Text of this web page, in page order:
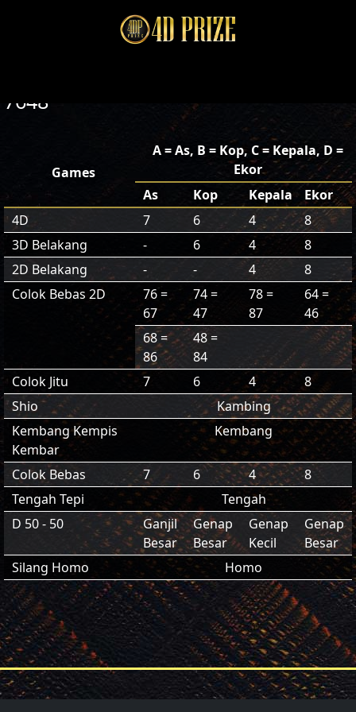
7648
Games
A = As, B = Kop, C = Kepala, D =
Ekor
As
Kop Kepala
Ekor
4D
7 6 4
8
3D Belakang
- 6 4
8
2D Belakang
- - 4
8
Colok Bebas 2D
76 =
67
74 =
47
78 =
87
64 =
46
68 =
86
48 =
84
Colok Jitu
7 6 4
8
Shio
Kambing
Kembang Kempis
Kembar
Kembang
Colok Bebas 7 6 4
8
Tengah Tepi
Tengah
D 50 - 50
Ganjil
Besar
Genap
Besar
Genap
Kecil
Genap
Besar
Silang Homo
Homo